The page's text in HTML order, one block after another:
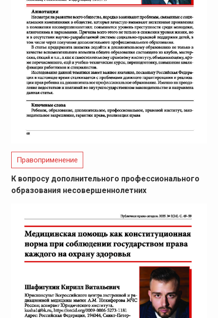
Правоприменение
К вопросу дополнительного профессионального
образования несовершеннолетних